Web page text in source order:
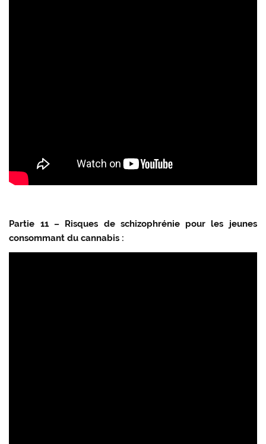
Partie 11 – Risques de schizophrénie pour les jeunes
consommant du cannabis :